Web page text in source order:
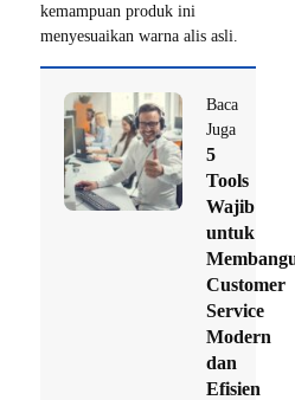
kemampuan produk ini
menyesuaikan warna alis asli.
Baca
Juga
5
Tools
Wajib
untuk
Customer
Service
Modern
dan
Efisien